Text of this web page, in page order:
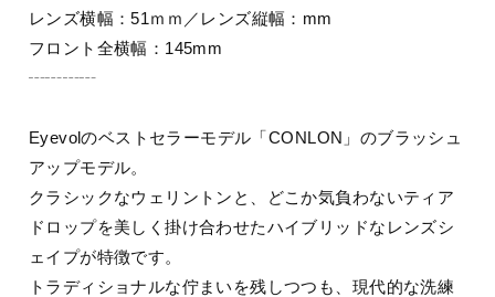
レンズ横幅：51ｍｍ／レンズ縦幅：mm
フロント全横幅：145mm
┄┄┄┄
Eyevolのベストセラーモデル「CONLON」のブラッシュ
アップモデル。
クラシックなウェリントンと、どこか気負わないティア
ドロップを美しく掛け合わせたハイブリッドなレンズシ
ェイプが特徴です。
トラディショナルな佇まいを残しつつも、現代的な洗練